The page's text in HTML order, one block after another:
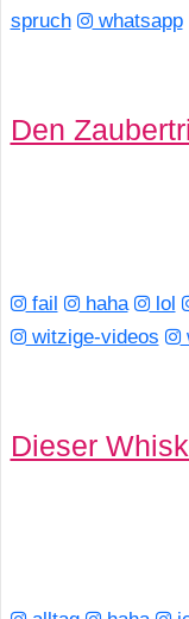
spruch
whatsapp
Den
fail haha lol
witzige-videos
Dieser